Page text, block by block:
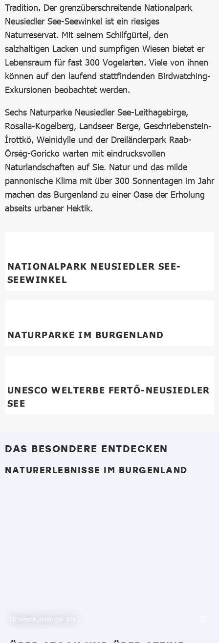
Tradition. Der grenzüberschreitende Nationalpark
Neusiedler See-Seewinkel ist ein riesiges
Naturreservat. Mit seinem Schilfgürtel, den
salzhaltigen Lacken und sumpfigen Wiesen bietet er
Lebensraum für fast 300 Vogelarten. Viele von ihnen
können auf den laufend stattfindenden Birdwatching-
Exkursionen beobachtet werden.
Sechs Naturparke Neusiedler See-Leithagebirge,
Rosalia-Kogelberg, Landseer Berge, Geschriebenstein-
Írottkö, Weinidylle und der Dreiländerpark Raab-
Örség-Goricko warten mit eindrucksvollen
Naturlandschaften auf Sie. Natur und das milde
pannonische Klima mit über 300 Sonnentagen im Jahr
machen das Burgenland zu einer Oase der Erholung
abseits urbaner Hektik.
NATIONALPARK NEUSIEDLER SEE-
SEEWINKEL
NATURPARKE IM BURGENLAND
UNESCO WELTERBE FERTŐ-NEUSIEDLER
SEE
DAS BESONDERE ENTDECKEN
NATURERLEBNISSE IM BURGENLAND
Ochsenbrunnen bei Jois